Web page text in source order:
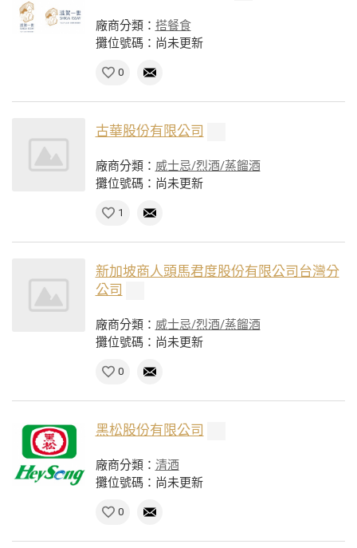
廠商分類： 搭餐食
攤位號碼：尚未更新
0
古華股份有限公司
廠商分類： 威士忌/烈酒/蒸餾酒
攤位號碼：尚未更新
1
新加坡商人頭馬君度股份有限公司台灣分
公司
廠商分類： 威士忌/烈酒/蒸餾酒
攤位號碼：尚未更新
0
黑松股份有限公司
廠商分類： 清酒
攤位號碼：尚未更新
0